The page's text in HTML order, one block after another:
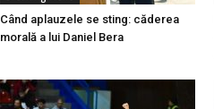
Când aplauzele se sting: căderea
morală a lui Daniel Bera